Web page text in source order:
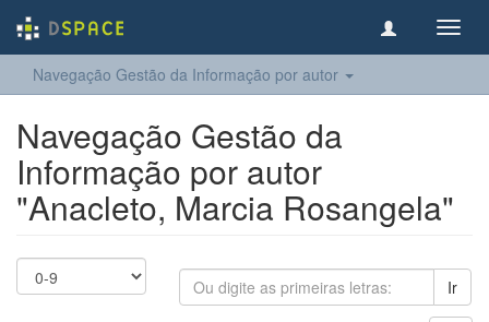
Navegação Gestão da Informação por autor
Navegação Gestão da
Informação por autor
"Anacleto, Marcia Rosangela"
Ir